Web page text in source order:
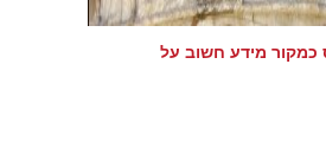
כמקור מידע חשוב על